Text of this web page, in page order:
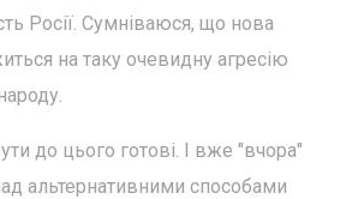
Росії. Сумніваюся, що нова
на таку очевидну агресію
до цього готові. І вже "вчора"
альтернативними способами